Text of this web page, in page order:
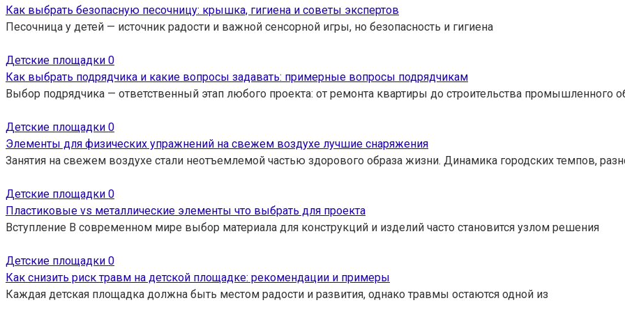
Как выбрать безопасную песочницу: крышка, гигиена и советы экспертов
Песочница у детей — источник радости и важной сенсорной игры, но безопасность и гигиена
Детские площадки 0
Как выбрать подрядчика и какие вопросы задавать: примерные вопросы подрядчикам
Выбор подрядчика — ответственный этап любого проекта: от ремонта квартиры до строительства промышленного
Детские площадки 0
Элементы для физических упражнений на свежем воздухе лучшие снаряжения
Занятия на свежем воздухе стали неотъемлемой частью здорового образа жизни. Динамика городских темпов,
Детские площадки 0
Пластиковые vs металлические элементы что выбрать для проекта
Вступление В современном мире выбор материала для конструкций и изделий часто становится узлом решения
Детские площадки 0
Как снизить риск травм на детской площадке: рекомендации и примеры
Каждая детская площадка должна быть местом радости и развития, однако травмы остаются одной из